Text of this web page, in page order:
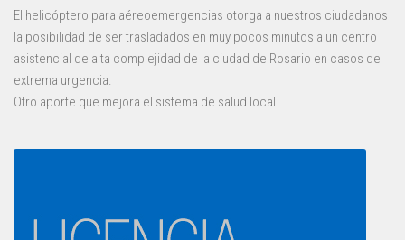
El helicóptero para aéreoemergencias otorga a nuestros ciudadanos
la posibilidad de ser trasladados en muy pocos minutos a un centro
asistencial de alta complejidad de la ciudad de Rosario en casos de
extrema urgencia.
Otro aporte que mejora el sistema de salud local.